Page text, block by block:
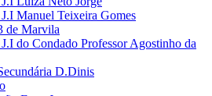
Manuel Teixeira Gomes
de Marvila
do Condado Professor Agostinho da
D.Dinis